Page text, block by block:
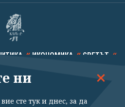
ИКОНОМИКА СВЕТЪТ
ТЕХНОЛОГИИ КАЛЕЙДОСКОП
ни
сте тук и днес, за да